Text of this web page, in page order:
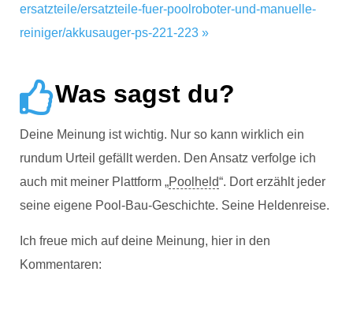
ersatzteile/ersatzteile-fuer-poolroboter-und-manuelle-
reiniger/akkusauger-ps-221-223 »
Was sagst du?
Deine Meinung ist wichtig. Nur so kann wirklich ein
rundum Urteil gefällt werden. Den Ansatz verfolge ich
auch mit meiner Plattform „Poolheld“. Dort erzählt jeder
seine eigene Pool-Bau-Geschichte. Seine Heldenreise.
Ich freue mich auf deine Meinung, hier in den
Kommentaren: